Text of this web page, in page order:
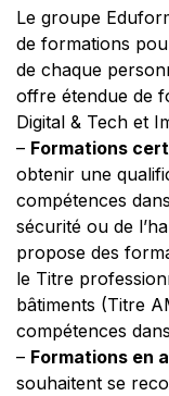
Le groupe
de formations
de chaque
offre étendue de
Digital & Tech et
– Formations
obtenir une
compétences
sécurité ou de
propose des
le Titre
bâtiments (Titre
compétences
– Formations en
souhaitent se